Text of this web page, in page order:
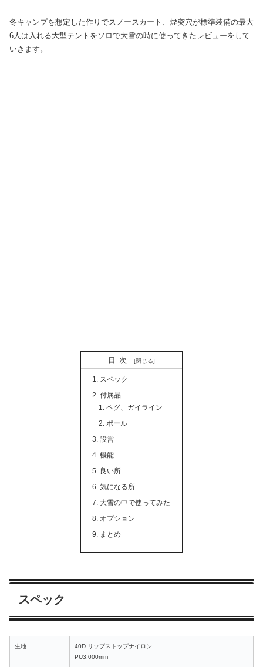
冬キャンプを想定した作りでスノースカート、煙突穴が標準装備の最大
6人は入れる大型テントをソロで大雪の時に使ってきたレビューをして
いきます。
目次
スペック
付属品
ペグ、ガイライン
ポール
設営
機能
良い所
気になる所
大雪の中で使ってみた
オプション
まとめ
スペック
生地
40D リップストップナイロン
PU3,000mm